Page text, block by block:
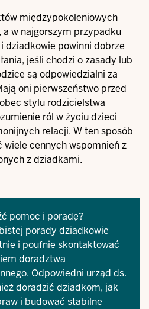
międzypokoleniowych
w najgorszym przypadku
dziadkowie powinni dobrze
jeśli chodzi o zasady lub
są odpowiedzialni za
oni pierwszeństwo przed
stylu rodzicielstwa
ról w życiu dzieci
relacji. W ten sposób
cennych wspomnień z
z dziadkami.
pomoc i poradę?
porady dziadkowie
i poufnie skontaktować
doradztwa
Odpowiedni urząd ds.
doradzić dziadkom, jak
i budować stabilne